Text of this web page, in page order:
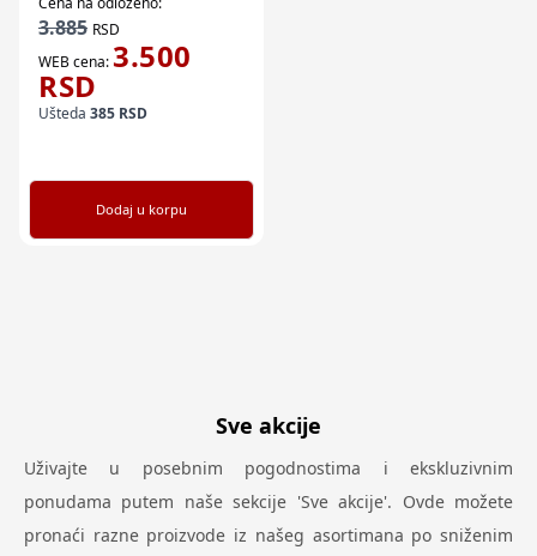
3.885 RSD
WEB cena:3.500
RSD
Ušteda 385 RSD
Dodaj u korpu
Sve akcije
Uživajte u posebnim pogodnostima i ekskluzivnim
ponudama putem naše sekcije 'Sve akcije'. Ovde možete
pronaći razne proizvode iz našeg asortimana po sniženim